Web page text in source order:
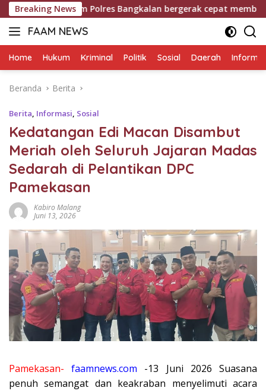
Langsung
ke
konten
Breaking News
Polres Bangkalan bergerak cepat memburu dan
FAAM NEWS
Mengungkap
Mengawal
Home Hukum Kriminal Politik Sosial Daerah
Beranda Berita
Berita, Informasi, Sosial
Kedatangan Edi Macan Disambut
Meriah oleh Seluruh Jajaran Madas
Sedarah di Pelantikan DPC
Pamekasan
Kabiro Malang
Juni 13, 2026
Pamekasan- faamnews.com -13 Juni 2026 Suasana
penuh semangat dan keakraban menyelimuti acara